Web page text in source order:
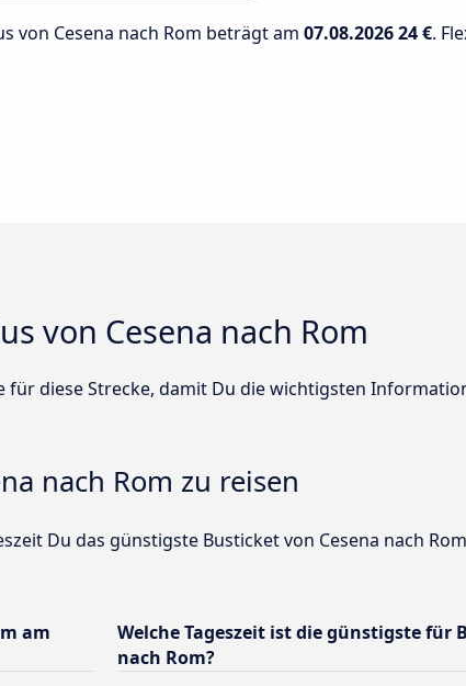
von Cesena nach Rom beträgt am 07.08.202624 €.
von Cesena nach Rom
für diese Strecke, damit Du die wichtigsten
nach Rom zu reisen
Du das günstigste Busticket von Cesena nach
am
Welche Tageszeit ist die günstigste für
nach Rom?